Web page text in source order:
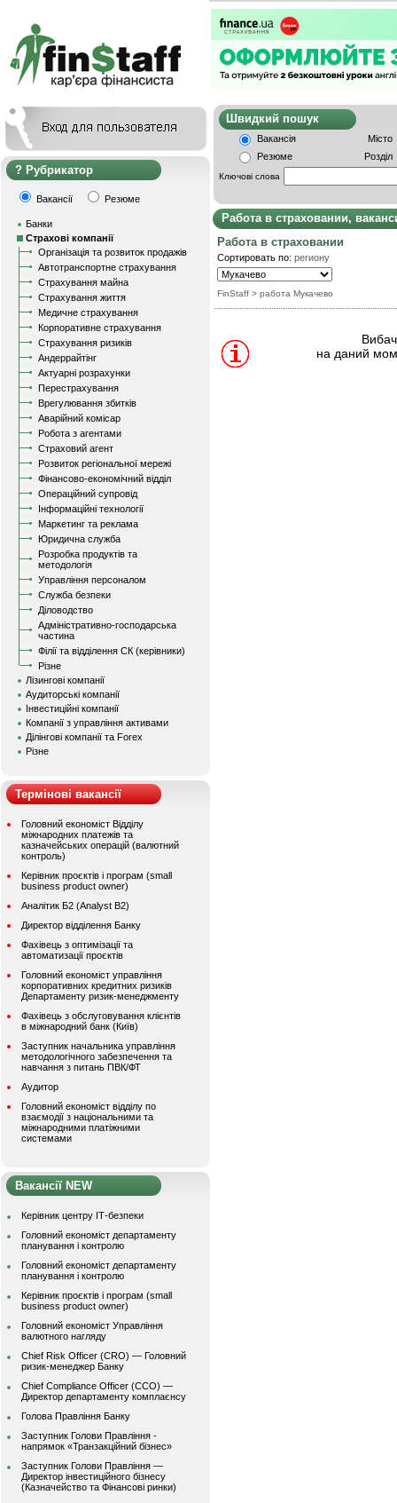
Рубрикатор
Вакансії Резюме
Банки
Страхові компанії
Організація та розвиток продажів
Автотранспортне страхування
Страхування майна
Страхування життя
Медичне страхування
Корпоративне страхування
Страхування ризиків
Андеррайтінг
Актуарні розрахунки
Перестрахування
Врегулювання збитків
Аварійний комісар
Робота з агентами
Страховий агент
Розвиток регіональної мережі
Фінансово-економічний відділ
Операційний супровід
Інформаційні технології
Маркетинг та реклама
Юридична служба
Розробка продуктів та
методологія
Управління персоналом
Служба безпеки
Діловодство
Адміністративно-господарська
частина
Філії та відділення СК (керівники)
Різне
Лізингові компанії
Аудиторські компанії
Інвестиційні компанії
Компанії з управління активами
Ділінгові компанії та Forex
Різне
Термінові вакансії
Головний економіст Відділу
міжнародних платежів та
казначейських операцій (валютний
контроль)
Керівник проєктів і програм (small
business product owner)
Аналітик Б2 (Analyst B2)
Директор відділення Банку
Фахівець з оптимізації та
автоматизації проєктів
Головний економіст управління
корпоративних кредитних ризиків
Департаменту ризик-менеджменту
Фахівець з обслуговування клієнтів
в міжнародний банк (Київ)
Заступник начальника управління
методологічного забезпечення та
навчання з питань ПВК/ФТ
Аудитор
Головний економіст відділу по
взаємодії з національними та
міжнародними платіжними
системами
Вакансії NEW
Керівник центру ІТ-безпеки
Головний економіст департаменту
планування і контролю
Головний економіст департаменту
планування і контролю
Керівник проєктів і програм (small
business product owner)
Головний економіст Управління
валютного нагляду
Chief Risk Officer (CRO) — Головний
ризик-менеджер Банку
Chief Compliance Officer (CCO) —
Директор департаменту комплаєнсу
Голова Правління Банку
Заступник Голови Правління -
напрямок «Транзакційний бізнес»
Заступник Голови Правління —
Директор інвестиційного бізнесу
(Казначейство та Фінансові ринки)
Швидкий
Вакансія
Місто
Резюме
Розділ
Ключові слова
Работа в страховании,
Работа в страховании
Сортировать по: региону
FinStaff > работа Мукачево
на даний